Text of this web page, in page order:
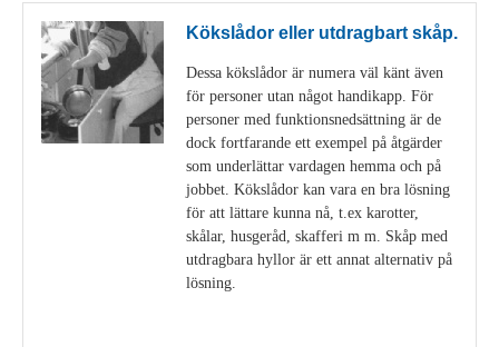
Kökslådor eller utdragbart skåp.
Dessa kökslådor är numera väl känt även
för personer utan något handikapp. För
personer med funktionsnedsättning är de
dock fortfarande ett exempel på åtgärder
som underlättar vardagen hemma och på
jobbet. Kökslådor kan vara en bra lösning
för att lättare kunna nå, t.ex karotter,
skålar, husgeråd, skafferi m m. Skåp med
utdragbara hyllor är ett annat alternativ på
lösning.